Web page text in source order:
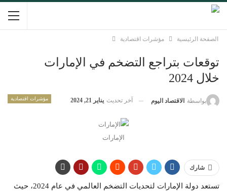
الصفحة الرئيسية مؤشرات اقتصادية
توقعات بتراجع التضخم في الإمارات
خلال 2024
مؤشرات اقتصادية بواسطة الاقتصاد اليوم آخر تحديث يناير 21, 2024
الإمارات
شارك
تستعد دولة الإمارات لتحديات التضخم العالمي في عام 2024، حيث